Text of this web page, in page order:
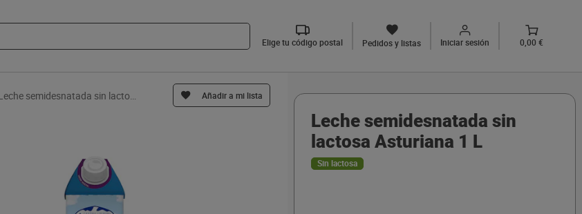
Elige tu código postal Pedidos y listas Iniciar sesión 0,00 €
Añadir a mi lista
Leche semidesnatada sin
lactosa Asturiana 1 L
Sin lactosa